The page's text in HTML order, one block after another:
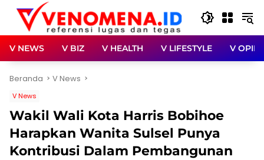
Langsung
konten
V NEWS V BIZ V HEALTH V LIFESTYLE V OPINI
Beranda V News
V News
Wakil Wali Kota Harris Bobihoe
Harapkan Wanita Sulsel Punya
Kontribusi Dalam Pembangunan